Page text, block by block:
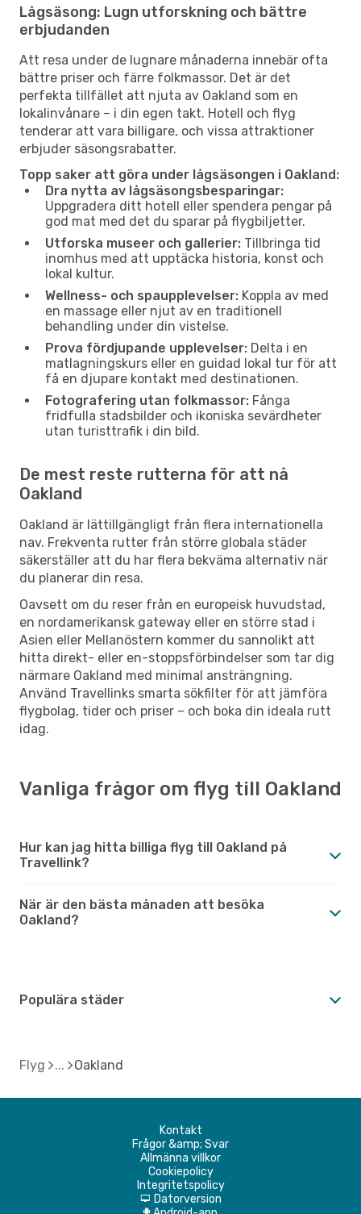
Lågsäsong: Lugn utforskning och bättre
erbjudanden
Att resa under de lugnare månaderna innebär ofta
bättre priser och färre folkmassor. Det är det
perfekta tillfället att njuta av Oakland som en
lokalinvånare – i din egen takt. Hotell och flyg
tenderar att vara billigare, och vissa attraktioner
erbjuder säsongsrabatter.
Topp saker att göra under lågsäsongen i Oakland:
Dra nytta av lågsäsongsbesparingar:
Uppgradera ditt hotell eller spendera pengar på
god mat med det du sparar på flygbiljetter.
Utforska museer och gallerier: Tillbringa tid
inomhus med att upptäcka historia, konst och
lokal kultur.
Wellness- och spaupplevelser: Koppla av med
en massage eller njut av en traditionell
behandling under din vistelse.
Prova fördjupande upplevelser: Delta i en
matlagningskurs eller en guidad lokal tur för att
få en djupare kontakt med destinationen.
Fotografering utan folkmassor: Fånga
fridfulla stadsbilder och ikoniska sevärdheter
utan turisttrafik i din bild.
De mest reste rutterna för att nå
Oakland
Oakland är lättillgängligt från flera internationella
nav. Frekventa rutter från större globala städer
säkerställer att du har flera bekväma alternativ när
du planerar din resa.
Oavsett om du reser från en europeisk huvudstad,
en nordamerikansk gateway eller en större stad i
Asien eller Mellanöstern kommer du sannolikt att
hitta direkt- eller en-stoppsförbindelser som tar dig
närmare Oakland med minimal ansträngning.
Använd Travellinks smarta sökfilter för att jämföra
flygbolag, tider och priser – och boka din ideala rutt
idag.
Vanliga frågor om flyg till Oakland
Hur kan jag hitta billiga flyg till Oakland på
Travellink?
När är den bästa månaden att besöka
Oakland?
Populära städer
Flyg Oakland
Kontakt
Frågor &amp; Svar
Allmänna villkor
Cookiepolicy
Integritetspolicy
d Datorversion